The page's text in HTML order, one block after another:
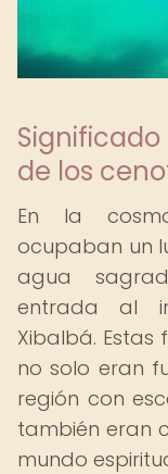
de los
En la
ocupaban un
agua
entrada al
Xibalbá. Estas
no solo eran
región con
también eran
mundo